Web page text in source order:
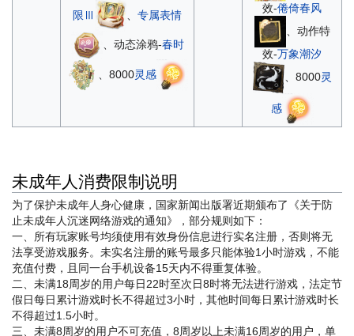
限Ⅲ 专属表情
、动态涂鸦-春时
、8000灵感
效-倦倚春风
、动作特
效-万象潮汐
、8000灵
感
未成年人消费限制说明
为了保护未成年人身心健康，国家新闻出版署近期颁布了《关于防
止未成年人沉迷网络游戏的通知》，部分规则如下：
一、所有玩家账号均须使用有效身份信息进行实名注册，否则将无
法享受游戏服务。未实名注册的账号最多只能体验1小时游戏，不能
充值付费，且同一台手机设备15天内不得重复体验。
二、未满18周岁的用户每日22时至次日8时将无法进行游戏，法定节
假日每日累计游戏时长不得超过3小时，其他时间每日累计游戏时长
不得超过1.5小时。
三、未满8周岁的用户不可充值，8周岁以上未满16周岁的用户，单